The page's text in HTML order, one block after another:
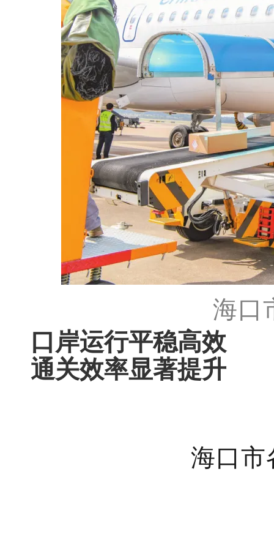
海口
口岸运行平稳高效
通关效率显著提升
海口